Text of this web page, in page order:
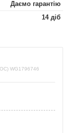
Даємо гарантію
14 діб
WG1796746